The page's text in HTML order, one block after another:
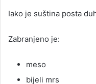
Iako je suština posta
Zabranjeno je:
meso
bijeli mrs